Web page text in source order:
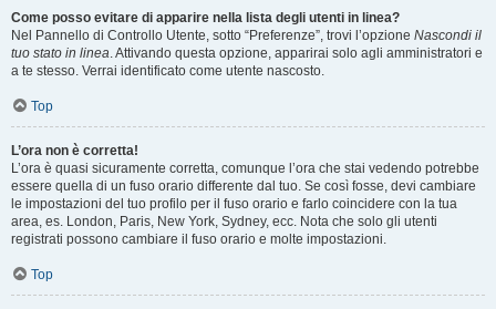
Come posso evitare di apparire nella lista degli utenti in linea?
Nel Pannello di Controllo Utente, sotto “Preferenze”, trovi l’opzione Nascondi il
tuo stato in linea . Attivando questa opzione, apparirai solo agli amministratori e
a te stesso. Verrai identificato come utente nascosto.
Top
L’ora non è corretta!
L’ora è quasi sicuramente corretta, comunque l’ora che stai vedendo potrebbe
essere quella di un fuso orario differente dal tuo. Se così fosse, devi cambiare
le impostazioni del tuo profilo per il fuso orario e farlo coincidere con la tua
area, es. London, Paris, New York, Sydney, ecc. Nota che solo gli utenti
registrati possono cambiare il fuso orario e molte impostazioni.
Top